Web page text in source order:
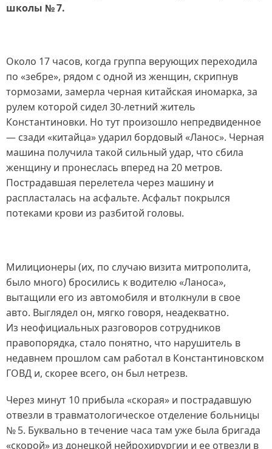
школы № 7.
Около 17 часов, когда группа верующих переходила
по «зебре», рядом с одной из женщин, скрипнув
тормозами, замерла черная китайская иномарка, за
рулем которой сидел 30‑летний житель
Константиновки. Но тут произошло непредвиденное
— сзади «китайца» ударил бордовый «Ланос». Черная
машина получила такой сильный удар, что сбила
женщину и пронеслась вперед на 20 метров.
Пострадавшая перелетела через машину и
распласталась на асфальте. Асфальт покрылся
потеками крови из разбитой головы.
Милиционеры (их, по случаю визита митрополита,
было много) бросились к водителю «Ланоса»,
вытащили его из автомобиля и втолкнули в свое
авто. Выглядел он, мягко говоря, неадекватно.
Из неофициальных разговоров сотрудников
правопорядка, стало понятно, что нарушитель в
недавнем прошлом сам работал в Константиновском
ГОВД и, скорее всего, он был нетрезв.
Через минут 10 прибыла «скорая» и пострадавшую
отвезли в травматологическое отделение больницы
№ 5. Буквально в течение часа там уже была бригада
«скорой» из донецкой нейрохирургии и ее отвезли в